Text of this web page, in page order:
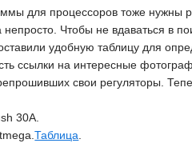
для процессоров тоже нужны
Чтобы не вдаваться в
удобную таблицу для
ссылки на интересные
свои регуляторы.
30A.
Таблица